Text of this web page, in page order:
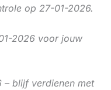
op 27-01-2026.
2026 voor jouw
– blijf verdienen met